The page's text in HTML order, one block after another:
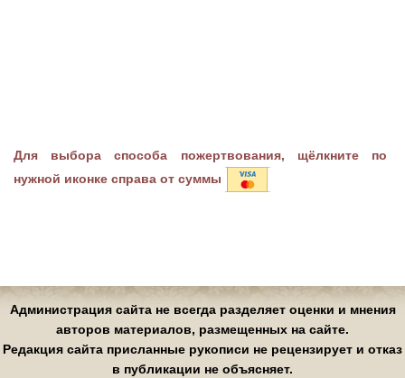
Для выбора способа пожертвования, щёлкните по
нужной иконке справа от суммы
Администрация сайта не всегда разделяет оценки и мнения
авторов материалов, размещенных на сайте.
Редакция сайта присланные рукописи не рецензирует и отказ
в публикации не объясняет.